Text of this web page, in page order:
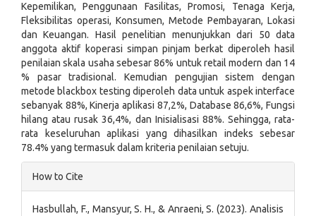
Kepemilikan, Penggunaan Fasilitas, Promosi, Tenaga Kerja,
Fleksibilitas operasi, Konsumen, Metode Pembayaran, Lokasi
dan Keuangan. Hasil penelitian menunjukkan dari 50 data
anggota aktif koperasi simpan pinjam berkat diperoleh hasil
penilaian skala usaha sebesar 86% untuk retail modern dan 14
% pasar tradisional. Kemudian pengujian sistem dengan
metode blackbox testing diperoleh data untuk aspek interface
sebanyak 88%, Kinerja aplikasi 87,2%, Database 86,6%, Fungsi
hilang atau rusak 36,4%, dan Inisialisasi 88%. Sehingga, rata-
rata keseluruhan aplikasi yang dihasilkan indeks sebesar
78.4% yang termasuk dalam kriteria penilaian setuju.
Article
Details
How to Cite
Hasbullah, F., Mansyur, S. H., & Anraeni, S. (2023). Analisis